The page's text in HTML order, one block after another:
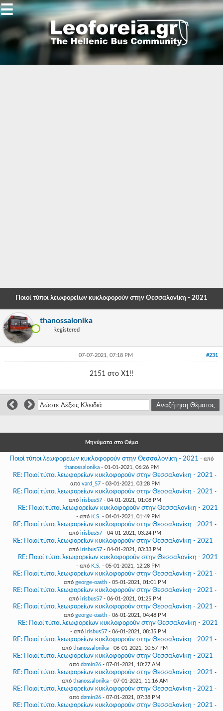
Gallery
-
-
-
-
-
-
-
σου,
Εγγραφή
☰
Ποιοί τύποι λεωφορείων κυκλοφορούν στην Θεσσαλονίκη - 2021
thanossalonika
Registered
#231
07-07-2021, 07:18 PM
2151 στο Χ1!!
Μηνύματα στο Θέμα
Ποιοί τύποι λεωφορείων κυκλοφορούν στην Θεσσαλονίκη - 2021 - από
thanossalonika - 01-01-2021, 06:26 PM
RE: Ποιοί τύποι λεωφορείων κυκλοφορούν στην Θεσσαλονίκη - 2021 -
από vard_57- 03-01-2021, 03:28 PM
RE: Ποιοί τύποι λεωφορείων κυκλοφορούν στην Θεσσαλονίκη - 2021 -
από irisbus57- 04-01-2021, 01:08 PM
RE: Ποιοί τύποι λεωφορείων κυκλοφορούν στην Θεσσαλονίκη - 2021
- από K.S. - 04-01-2021, 01:49 PM
RE: Ποιοί τύποι λεωφορείων κυκλοφορούν στην Θεσσαλονίκη - 2021 -
από irisbus57- 04-01-2021, 03:24 PM
RE: Ποιοί τύποι λεωφορείων κυκλοφορούν στην Θεσσαλονίκη - 2021 -
από irisbus57- 04-01-2021, 03:33 PM
RE: Ποιοί τύποι λεωφορείων κυκλοφορούν στην Θεσσαλονίκη - 2021
- από K.S. - 05-01-2021, 12:28 PM
RE: Ποιοί τύποι λεωφορείων κυκλοφορούν στην Θεσσαλονίκη - 2021 -
από george-oasth- 05-01-2021, 01:01 PM
RE: Ποιοί τύποι λεωφορείων κυκλοφορούν στην Θεσσαλονίκη - 2021 -
από irisbus57- 06-01-2021, 01:25 PM
RE: Ποιοί τύποι λεωφορείων κυκλοφορούν στην Θεσσαλονίκη - 2021 -
από george-oasth- 06-01-2021, 04:48 PM
RE: Ποιοί τύποι λεωφορείων κυκλοφορούν στην Θεσσαλονίκη - 2021
- από irisbus57- 06-01-2021, 08:35 PM
RE: Ποιοί τύποι λεωφορείων κυκλοφορούν στην Θεσσαλονίκη - 2021 -
από thanossalonika - 06-01-2021, 10:57 PM
RE: Ποιοί τύποι λεωφορείων κυκλοφορούν στην Θεσσαλονίκη - 2021 -
από damin26 - 07-01-2021, 10:27 AM
RE: Ποιοί τύποι λεωφορείων κυκλοφορούν στην Θεσσαλονίκη - 2021 -
από thanossalonika - 07-01-2021, 11:16 AM
RE: Ποιοί τύποι λεωφορείων κυκλοφορούν στην Θεσσαλονίκη - 2021 -
από damin26 - 07-01-2021, 07:38 PM
RE: Ποιοί τύποι λεωφορείων κυκλοφορούν στην Θεσσαλονίκη - 2021 -